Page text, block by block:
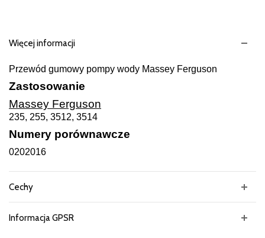
Więcej informacji
Przewód gumowy pompy wody Massey Ferguson
Zastosowanie
Massey Ferguson
235, 255, 3512, 3514
Numery porównawcze
0202016
Cechy
Informacja GPSR